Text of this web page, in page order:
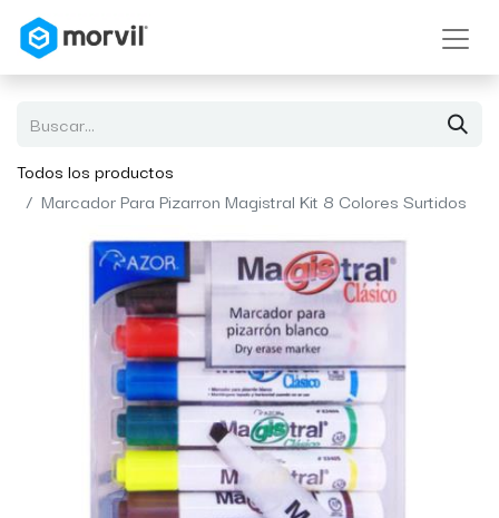
Todos los productos
Marcador Para Pizarron Magistral Kit 8 Colores Surtidos